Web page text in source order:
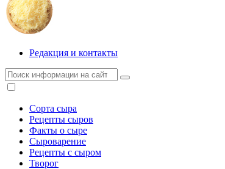
Редакция и контакты
Сорта сыра
Рецепты сыров
Факты о сыре
Сыроварение
Рецепты с сыром
Творог